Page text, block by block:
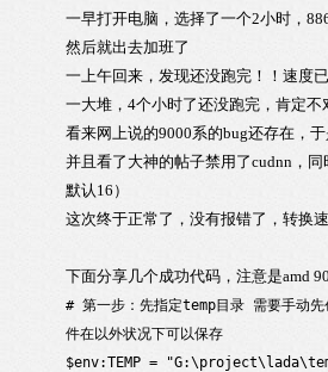
一早打开电脑，选择了一个2小时，
然后就出去加班了
一上午回来，发现还没跑完！！速度
一大堆，4个小时了还没跑完，肯定不
看来网上说的9000系的bug还存在，
并且看了大神的帖子禁用了cudnn，同
默认16）
这次终于正常了，没有报错了，转换
下面分享几个成功代码，注意是amd
# 第一步：先指定temp目录 需要手动
件在以外状况下可以保存
$env:TEMP =